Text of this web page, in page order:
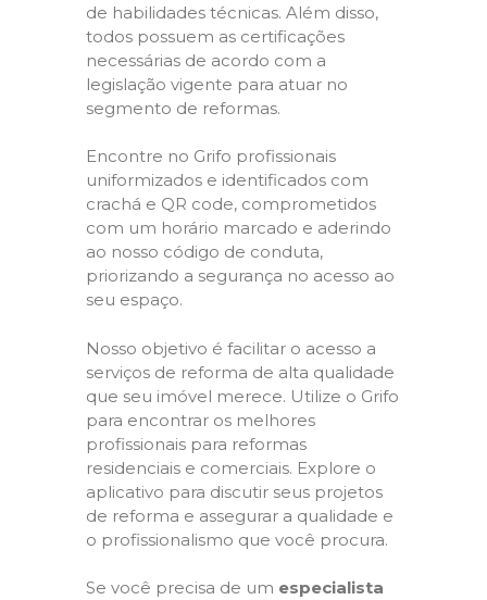
de habilidades técnicas. Além disso,
todos possuem as certificações
necessárias de acordo com a
legislação vigente para atuar no
segmento de reformas.
Encontre no Grifo profissionais
uniformizados e identificados com
crachá e QR code, comprometidos
com um horário marcado e aderindo
ao nosso código de conduta,
priorizando a segurança no acesso ao
seu espaço.
Nosso objetivo é facilitar o acesso a
serviços de reforma de alta qualidade
que seu imóvel merece. Utilize o Grifo
para encontrar os melhores
profissionais para reformas
residenciais e comerciais. Explore o
aplicativo para discutir seus projetos
de reforma e assegurar a qualidade e
o profissionalismo que você procura.
Se você precisa de um especialista